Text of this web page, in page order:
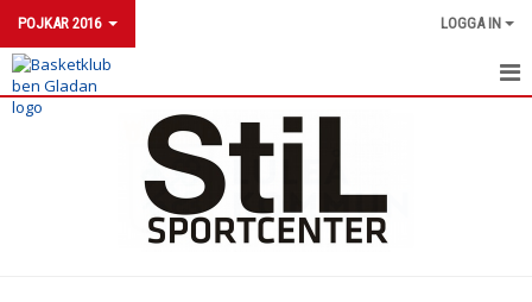
POJKAR 2016 LOGGA IN
POJKAR 2016